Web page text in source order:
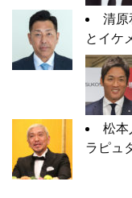
清原
とイケ
松本
ラピュ